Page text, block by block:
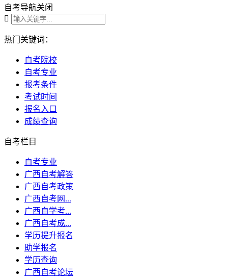
自考导航关闭

热门关键词：
自考院校
自考专业
报考条件
考试时间
报名入口
成绩查询
自考栏目
自考专业
广西自考解答
广西自考政策
广西自考网...
广西自学考...
广西自考成...
学历提升报名
助学报名
学历查询
广西自考论坛